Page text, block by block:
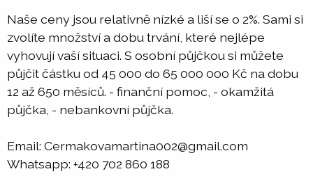
Naše ceny jsou relativně nízké a liší se o 2%. Sami si
zvolíte množství a dobu trvání, které nejlépe
vyhovují vaší situaci. S osobní půjčkou si můžete
půjčit částku od 45 000 do 65 000 000 Kč na dobu
12 až 650 měsíců. - finanční pomoc, - okamžitá
půjčka, - nebankovní půjčka.
Email: Cermakovamartina002@gmail.com
Whatsapp: +420 702 860 188